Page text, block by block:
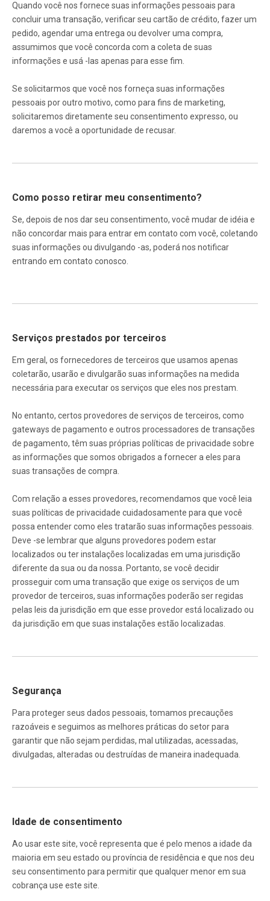
Quando você nos fornece suas informações pessoais para
concluir uma transação, verificar seu cartão de crédito, fazer um
pedido, agendar uma entrega ou devolver uma compra,
assumimos que você concorda com a coleta de suas
informações e usá -las apenas para esse fim.
Se solicitarmos que você nos forneça suas informações
pessoais por outro motivo, como para fins de marketing,
solicitaremos diretamente seu consentimento expresso, ou
daremos a você a oportunidade de recusar.
Como posso retirar meu consentimento?
Se, depois de nos dar seu consentimento, você mudar de idéia e
não concordar mais para entrar em contato com você, coletando
suas informações ou divulgando -as, poderá nos notificar
entrando em contato conosco.
Serviços prestados por terceiros
Em geral, os fornecedores de terceiros que usamos apenas
coletarão, usarão e divulgarão suas informações na medida
necessária para executar os serviços que eles nos prestam.
No entanto, certos provedores de serviços de terceiros, como
gateways de pagamento e outros processadores de transações
de pagamento, têm suas próprias políticas de privacidade sobre
as informações que somos obrigados a fornecer a eles para
suas transações de compra.
Com relação a esses provedores, recomendamos que você leia
suas políticas de privacidade cuidadosamente para que você
possa entender como eles tratarão suas informações pessoais.
Deve -se lembrar que alguns provedores podem estar
localizados ou ter instalações localizadas em uma jurisdição
diferente da sua ou da nossa. Portanto, se você decidir
prosseguir com uma transação que exige os serviços de um
provedor de terceiros, suas informações poderão ser regidas
pelas leis da jurisdição em que esse provedor está localizado ou
da jurisdição em que suas instalações estão localizadas.
Segurança
Para proteger seus dados pessoais, tomamos precauções
razoáveis ​​e seguimos as melhores práticas do setor para
garantir que não sejam perdidas, mal utilizadas, acessadas,
divulgadas, alteradas ou destruídas de maneira inadequada.
Idade de consentimento
Ao usar este site, você representa que é pelo menos a idade da
maioria em seu estado ou província de residência e que nos deu
seu consentimento para permitir que qualquer menor em sua
cobrança use este site.